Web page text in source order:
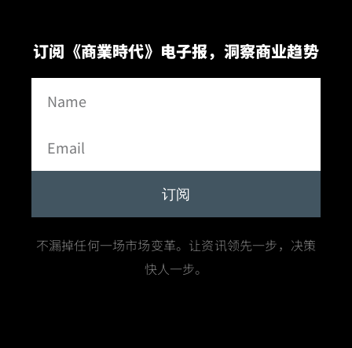
订阅《商業時代》电子报，洞察商业趋势
订阅
不漏掉任何一场市场变革。让资讯领先一步，决策
快人一步。